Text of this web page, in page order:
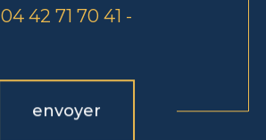
04 42 71 70 41 -
envoyer